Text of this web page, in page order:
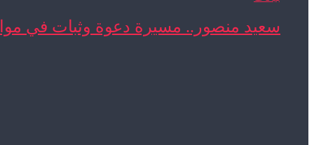
سعيد منصور.. مسيرة دعوة وثبات في